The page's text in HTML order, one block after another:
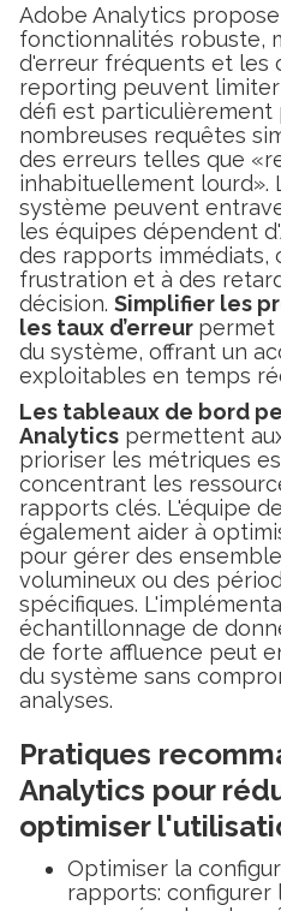
Adobe Analytics
fonctionnalités robuste,
d'erreur fréquents et les
reporting peuvent
défi est particulièrement
nombreuses requêtes
des erreurs telles que
inhabituellement lourd».
système peuvent
les équipes dépendent
des rapports immédiats,
frustration et à des
décision. Simplifier les
les taux d’erreur permet
du système, offrant un
exploitables en temps
Les tableaux de bord
Analytics permettent
prioriser les métriques
concentrant les
rapports clés. L'équipe
également aider à
pour gérer des
volumineux ou des
spécifiques.
échantillonnage de
de forte affluence peut
du système sans
analyses.
Pratiques
Analytics pour
optimiser
Optimiser la
rapports: configurer